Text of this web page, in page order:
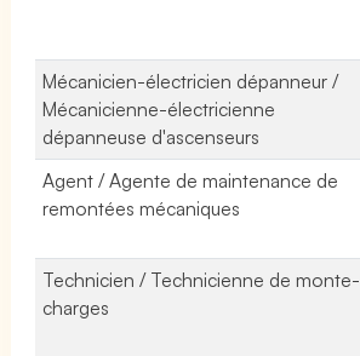
Mécanicien-électricien dépanneur /
Mécanicienne-électricienne
dépanneuse d'ascenseurs
Agent / Agente de maintenance de
remontées mécaniques
Technicien / Technicienne de monte-
charges